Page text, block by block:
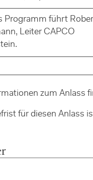
Programm führt
Leiter CAPCO
zum Anlass
für diesen Anlass